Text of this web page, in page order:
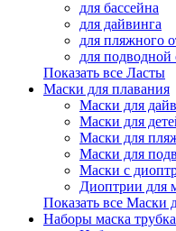
для бассейна
для дайвинга
для пляжного
для
Показать все Ласты
Маски для плавания
Маски для
Маски для
Маски для
Маски для
Маски с
Диоптрии для
Показать все Маски
Наборы маска